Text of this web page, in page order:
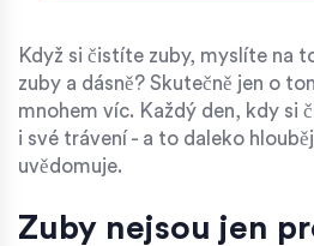
Když si čistíte zuby, myslíte na
zuby a dásně? Skutečně jen o
mnohem víc. Každý den, kdy si
i své trávení - a to daleko
uvědomuje.
Zuby nejsou jen